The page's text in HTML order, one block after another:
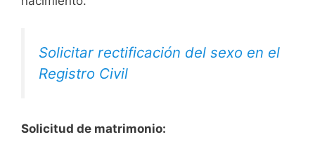
Solicitar rectificación del sexo en el
Registro Civil
Solicitud de matrimonio: